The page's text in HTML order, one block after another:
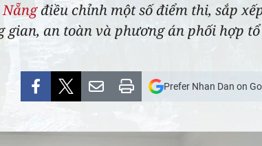
điều chỉnh một số điểm thi, sắp
gian, an toàn và phương án phối hợp
Prefer Nhan Dan on